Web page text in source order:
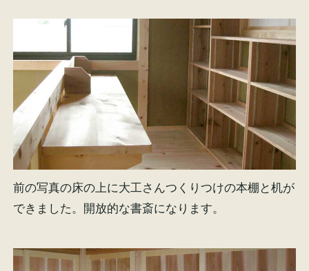
前の写真の床の上に大工さんつくりつけの本棚と机が
できました。開放的な書斎になります。